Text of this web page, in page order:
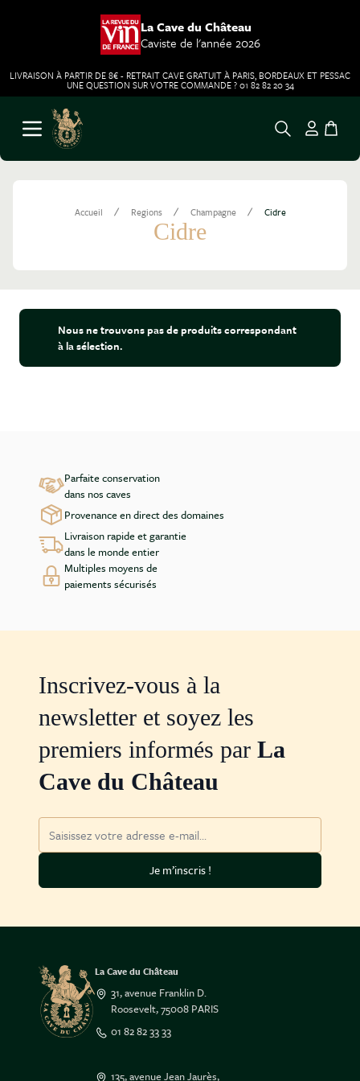
La Cave du Château
Caviste de l'année 2026
LIVRAISON À PARTIR DE 8€ - RETRAIT CAVE GRATUIT À PARIS, BORDEAUX ET PESSAC
UNE QUESTION SUR VOTRE COMMANDE ? 01 82 82 20 34
Aller au contenu
Ouvrir le menu
Accueil / Regions / Champagne / Cidre
Cidre
Nous ne trouvons pas de produits correspondant
à la sélection.
Parfaite conservation
dans nos caves
Provenance en direct des domaines
Livraison rapide et garantie
dans le monde entier
Multiples moyens de
paiements sécurisés
Inscrivez-vous à la
newsletter et soyez les
premiers informés par La
Cave du Château
Je m’inscris !
La Cave du Château
31, avenue Franklin D.
Roosevelt, 75008 PARIS
01 82 82 33 33
135, avenue Jean Jaurès,